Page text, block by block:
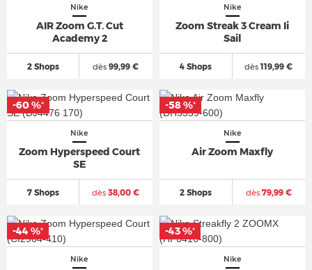
Nike
AIR Zoom G.T. Cut
Academy 2
2 Shops dès 99,99 €
Nike
Zoom Streak 3 Cream Ii
Sail
4 Shops dès119,99 €
Nike
Zoom Hyperspeed Court
SE
7 Shops dès 38,00 €
-60 %*
Nike
Air Zoom Maxfly
2 Shops dès79,99 €
-58 %*
Nike
-44 %*
Nike
-43 %*